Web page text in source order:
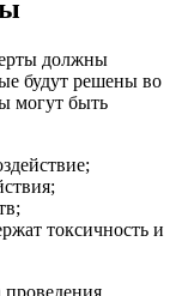
должны
будут решены во
могут быть
токсичность и